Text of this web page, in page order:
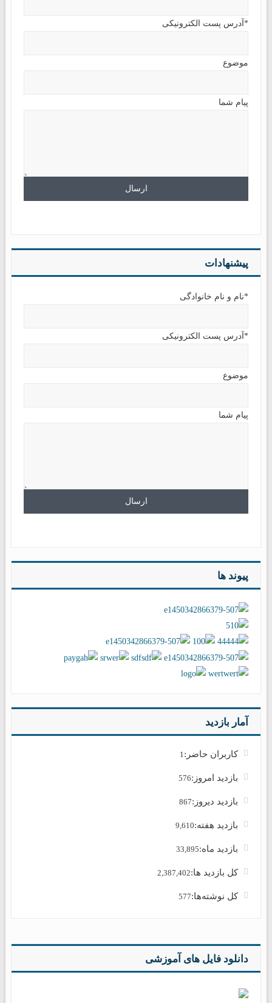
*آدرس پست الکترونیکی
موضوع
پیام شما
پیشنهادات
*نام و نام خانوادگی
*آدرس پست الکترونیکی
موضوع
پیام شما
پیوند ها
آمار بازدید
کاربران حاضر:1
بازدید امروز:576
بازدید دیروز:867
بازدید هفته:9,610
بازدید ماه:33,895
کل بازدید ها:2,387,402
کل نوشته‌ها:577
دانلود فایل های آموزشی